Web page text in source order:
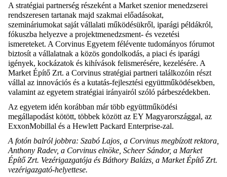
A stratégiai partnerség részeként a Market szenior menedzserei
rendszeresen tartanak majd szakmai előadásokat,
szemináriumokat saját vállalati működésükről, iparági példákról,
fókuszba helyezve a projektmenedzsment- és vezetési
ismereteket. A Corvinus Egyetem félévente tudományos fórumot
biztosít a vállalatnak a közös gondolkodás, a piaci és iparági
igények, kockázatok és kihívások felismerésére, kezelésére. A
Market Építő Zrt. a Corvinus stratégiai partneri találkozóin részt
vállal az innovációs és a kutatás-fejlesztési együttműködésekben,
valamint az egyetem stratégiai irányairól szóló párbeszédekben.
Az egyetem idén korábban már több együttműködési
megállapodást kötött, többek között az EY Magyarországgal, az
ExxonMobillal és a Hewlett Packard Enterprise-zal.
A fotón balról jobbra: Szabó Lajos, a Corvinus megbízott rektora,
Anthony Radev, a Corvinus elnöke, Scheer Sándor, a Market
Építő Zrt. Vezérigazgatója és Báthory Balázs, a Market Építő Zrt.
vezérigazgató-helyettese.